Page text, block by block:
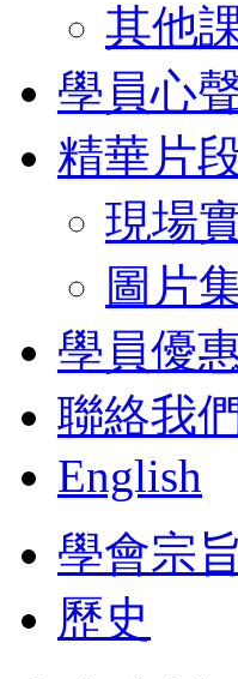
其他
學員心
精華片
現場
圖片
學員優
聯絡我們
English
學會宗旨
歷史